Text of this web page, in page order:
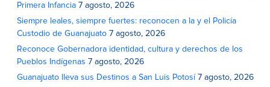
Primera Infancia 7 agosto, 2026
Siempre leales, siempre fuertes: reconocen a la y el Policía
Custodio de Guanajuato 7 agosto, 2026
Reconoce Gobernadora identidad, cultura y derechos de los
Pueblos Indígenas 7 agosto, 2026
Guanajuato lleva sus Destinos a San Luis Potosí 7 agosto, 2026